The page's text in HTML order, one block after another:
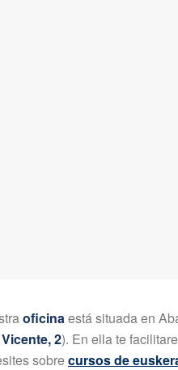
oficinaestá situada en
2). En ella te
sobrecursos de